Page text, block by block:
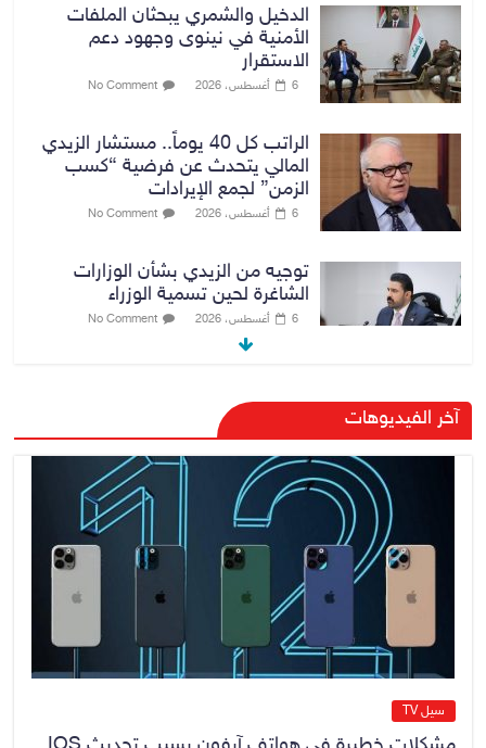
الدخيل والشمري يبحثان الملفات
الأمنية في نينوى وجهود دعم
الاستقرار
6 أغسطس، 2026 No Comment
الراتب كل 40 يوماً.. مستشار الزيدي
المالي يتحدث عن فرضية “كسب
الزمن” لجمع الإيرادات
6 أغسطس، 2026 No Comment
توجيه من الزيدي بشأن الوزارات
الشاغرة لحين تسمية الوزراء
6 أغسطس، 2026 No Comment
هيئة الإعلام والاتصالات تعتمد شركة
Apple منصة رقمية موثوقة لدعم
الاقتصاد الرقمي
6 أغسطس، 2026 No Comment
رئيس هيئة النزاهة: لا مظلة تحمي
الفاسدين والمال العام أمانة
No Comment
آخر الفيديوهات
سيل TV